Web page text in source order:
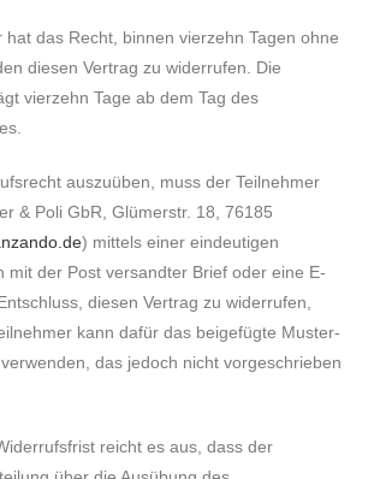
hat das Recht, binnen vierzehn Tagen ohne
diesen Vertrag zu widerrufen. Die
vierzehn Tage ab dem Tag des
auszuüben, muss der Teilnehmer
& Poli GbR, Glümerstr. 18, 76185
) mittels einer eindeutigen
mit der Post versandter Brief oder eine E-
diesen Vertrag zu widerrufen,
kann dafür das beigefügte Muster-
das jedoch nicht vorgeschrieben
reicht es aus, dass der